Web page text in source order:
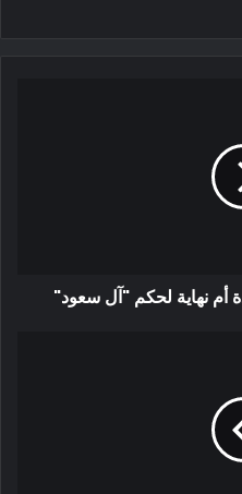
أم نهاية لحكم "آل سعود"